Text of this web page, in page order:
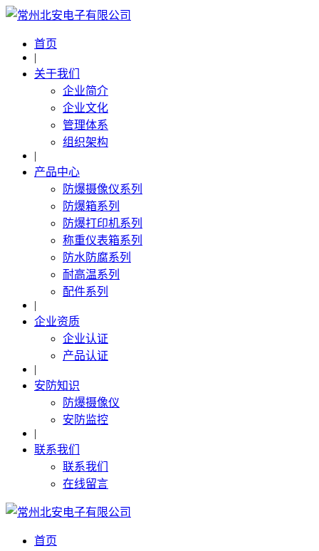
首页
|
关于我们
企业简介
企业文化
管理体系
组织架构
|
产品中心
防爆摄像仪系列
防爆箱系列
防爆打印机系列
称重仪表箱系列
防水防腐系列
耐高温系列
配件系列
|
企业资质
企业认证
产品认证
|
安防知识
防爆摄像仪
安防监控
|
联系我们
联系我们
在线留言
首页